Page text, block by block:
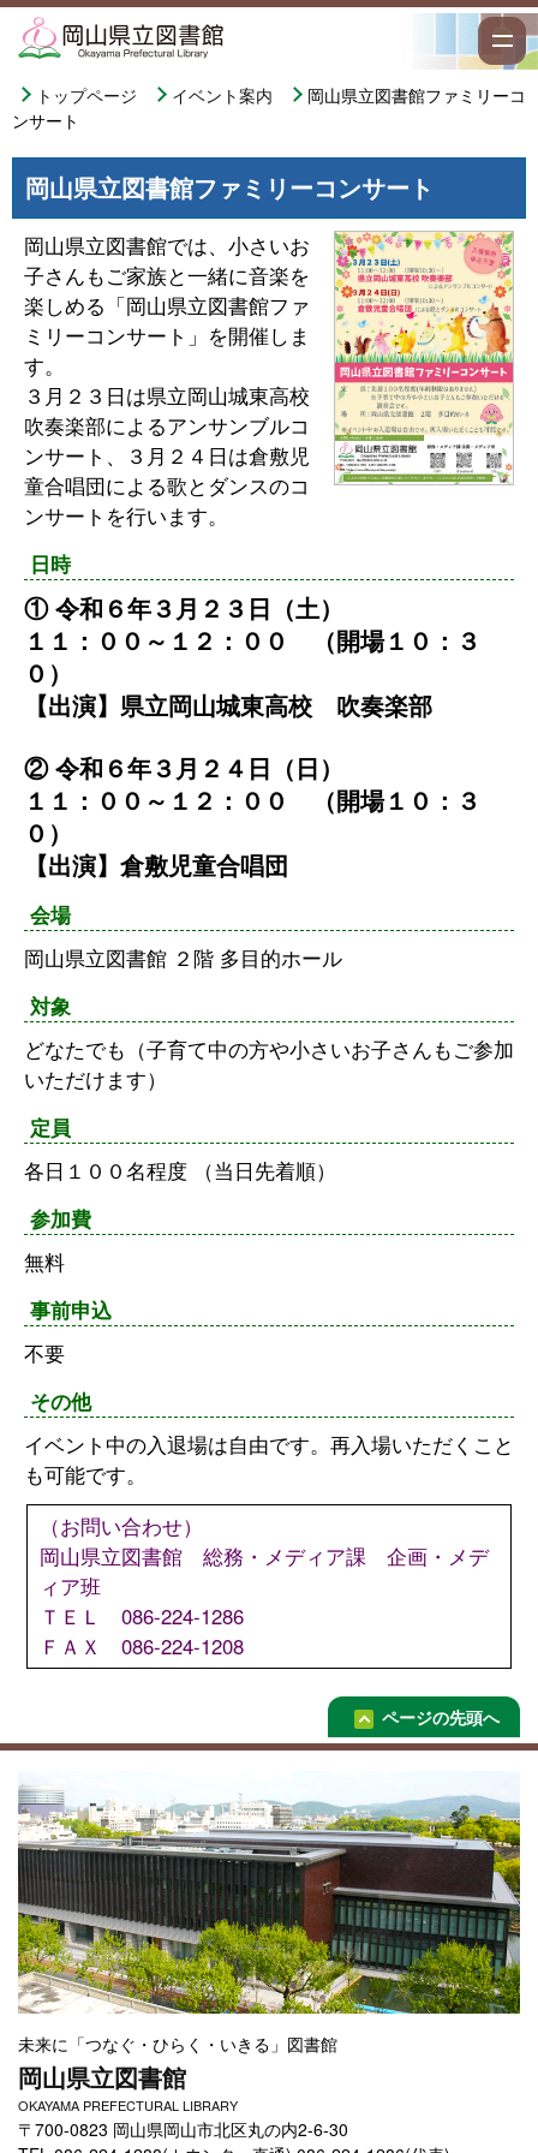
トップページ イベント案内
岡山県立図書館ファミリーコ
ンサート
岡山県立図書館ファミリーコンサート
岡山県立図書館では、小さいお
子さんもご家族と一緒に音楽を
楽しめる「岡山県立図書館ファ
ミリーコンサート」を開催しま
す。
３月２３日は県立岡山城東高校
吹奏楽部によるアンサンブルコ
ンサート、３月２４日は倉敷児
童合唱団による歌とダンスのコ
ンサートを行います。
日時
① 令和６年３月２３日（土）
１１：００～１２：００ （開場１０：３
０）
【出演】県立岡山城東高校 吹奏楽部
② 令和６年３月２４日（日）
１１：００～１２：００ （開場１０：３
０）
【出演】倉敷児童合唱団
会場
岡山県立図書館 ２階 多目的ホール
対象
どなたでも（子育て中の方や小さいお子さんもご参加
いただけます）
定員
各日１００名程度 （当日先着順）
参加費
無料
事前申込
不要
その他
イベント中の入退場は自由です。再入場いただくこと
も可能です。
（お問い合わせ）
岡山県立図書館 総務・メディア課 企画・メデ
ィア班
ＴＥＬ 086-224-1286
ＦＡＸ 086-224-1208
ページの先頭へ
未来に「つなぐ・ひらく・いきる」図書館
岡山県立図書館
OKAYAMA PREFECTURAL LIBRARY
〒700-0823 岡山県岡山市北区丸の内2-6-30